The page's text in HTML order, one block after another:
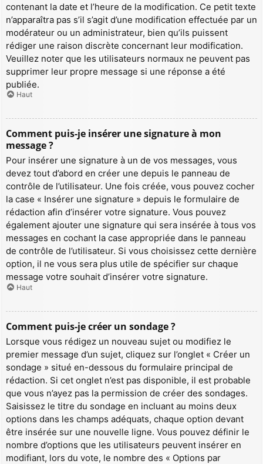
contenant la date et l’heure de la modification. Ce petit texte
n’apparaîtra pas s’il s’agit d’une modification effectuée par un
modérateur ou un administrateur, bien qu’ils puissent
rédiger une raison discrète concernant leur modification.
Veuillez noter que les utilisateurs normaux ne peuvent pas
supprimer leur propre message si une réponse a été
publiée.
Haut
Comment puis-je insérer une signature à mon
message ?
Pour insérer une signature à un de vos messages, vous
devez tout d’abord en créer une depuis le panneau de
contrôle de l’utilisateur. Une fois créée, vous pouvez cocher
la case « Insérer une signature » depuis le formulaire de
rédaction afin d’insérer votre signature. Vous pouvez
également ajouter une signature qui sera insérée à tous vos
messages en cochant la case appropriée dans le panneau
de contrôle de l’utilisateur. Si vous choisissez cette dernière
option, il ne vous sera plus utile de spécifier sur chaque
message votre souhait d’insérer votre signature.
Haut
Comment puis-je créer un sondage ?
Lorsque vous rédigez un nouveau sujet ou modifiez le
premier message d’un sujet, cliquez sur l’onglet « Créer un
sondage » situé en-dessous du formulaire principal de
rédaction. Si cet onglet n’est pas disponible, il est probable
que vous n’ayez pas la permission de créer des sondages.
Saisissez le titre du sondage en incluant au moins deux
options dans les champs adéquats, chaque option devant
être insérée sur une nouvelle ligne. Vous pouvez définir le
nombre d’options que les utilisateurs peuvent insérer en
modifiant, lors du vote, le nombre des « Options par